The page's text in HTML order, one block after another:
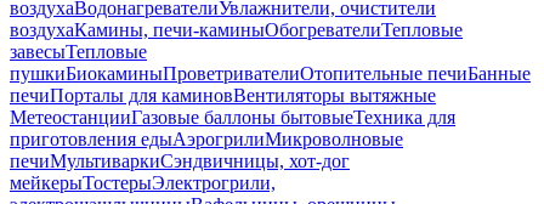
воздухаВодонагревателиУвлажнители, очистители
воздухаКамины, печи-каминыОбогревателиТепловые
завесыТепловые
пушкиБиокаминыПроветривателиОтопительные печиБанные
печиПорталы для каминовВентиляторы вытяжные
МетеостанцииГазовые баллоны бытовыеТехника для
приготовления едыАэрогрилиМикроволновые
печиМультиваркиСэндвичницы, хот-дог
мейкерыТостерыЭлектрогрили,